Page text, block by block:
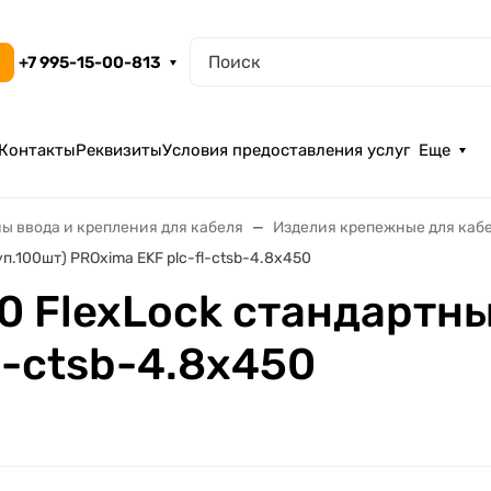
+7 995-15-00-813
КонтактыРеквизитыУсловия предоставления услуг Еще
ввода и крепления для кабеля Изделия крепежные для
PROxima EKF plc-fl-ctsb-4.8x450
FlexLock
ctsb-4.8x450